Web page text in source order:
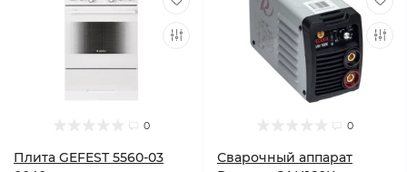
0
Плита GEFEST 5560-03
0
Сварочный аппарат